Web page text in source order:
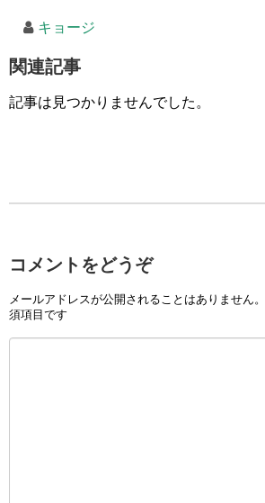
キョージ
関連記事
記事は見つかりませんでした。
コメントをどうぞ
メールアドレスが公開されることはありません。
須項目です